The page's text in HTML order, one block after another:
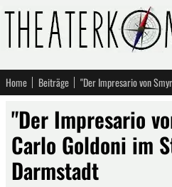
Home Beiträge
"Der Impresario
Carlo Goldoni im
Darmstadt